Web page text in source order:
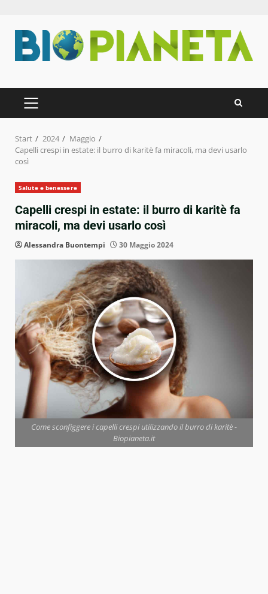
Inhalt
springen
PRIMÄRES
MENÜ
Start 2024
Maggio
Capelli crespi in estate: il burro di karitè fa miracoli, ma devi usarlo
così
Salute e benessere
Capelli crespi in estate: il burro di karitè fa
miracoli, ma devi usarlo così
Alessandra Buontempi 30 Maggio 2024
Come sconfiggere i capelli crespi utilizzando il burro di karitè -
Biopianeta.it